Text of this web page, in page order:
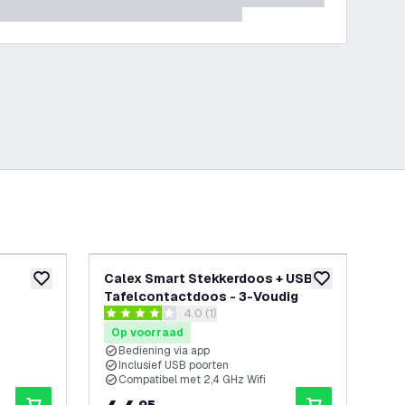
toevoegen aan verlanglijst toevoegen aan
Calex Smart Stekkerdoos + USB -
Tafelcontactdoos - 3-Voudig
reviews drawer openen
4 score sterren4.0 (1)
Op voorraad
Bediening via app
Inclusief USB poorten
Compatibel met 2,4 GHz Wifi